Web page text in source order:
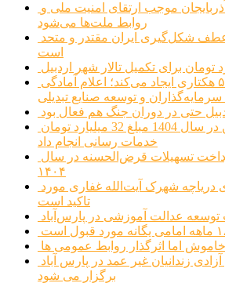
روابط ملت‌ها می‌شود
است
و توسعه صنایع تبدیلی
حتی در دوران جنگ هم فعال بود
خدمات رسانی انجام داد
۱۴۰۴
تاکید است
عدالت آموزشی در پارس‌آباد
اما اثرگذار روابط عمومی ها
برگزار می شود